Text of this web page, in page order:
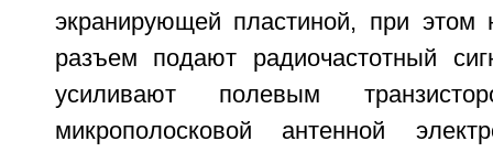
экранирующей пластиной, при этом
разъем подают радиочастотный
усиливают полевым
микрополосковой антенной